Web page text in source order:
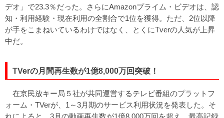
デオ」で23.3％だった。さらにAmazonプライム・ビデオは、認
知・利用経験・現在利用の全割合で1位を獲得。ただ、2位以降
が手をこまねいているわけではなく、とくにTverの人気が上昇
中だ。
TVerの月間再生数が1億8,000万回突破！
在京民放キー局５社が共同運営するテレビ番組のプラットフ
ォーム・TVerが、1～3月期のサービス利用状況を発表した。そ
れによると、3月の動画再生数が1億8,000万回を超え、最高記録